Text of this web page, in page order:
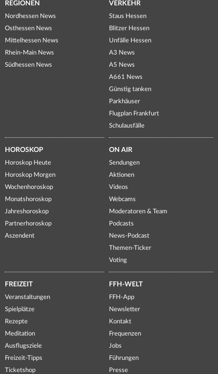
REGIONEN
Nordhessen News
Osthessen News
Mittelhessen News
Rhein-Main News
Südhessen News
VERKEHR
Staus Hessen
Blitzer Hessen
Unfälle Hessen
A3 News
A5 News
A661 News
Günstig tanken
Parkhäuser
Flugplan Frankfurt
Schulausfälle
HOROSKOP
Horoskop Heute
Horoskop Morgen
Wochenhoroskop
Monatshoroskop
Jahreshoroskop
Partnerhoroskop
Aszendent
ON AIR
Sendungen
Aktionen
Videos
Webcams
Moderatoren & Team
Podcasts
News-Podcast
Themen-Ticker
Voting
FREIZEIT
Veranstaltungen
Spielplätze
Rezepte
Meditation
Ausflugsziele
Freizeit-Tipps
Ticketshop
FFH-WELT
FFH-App
Newsletter
Kontakt
Frequenzen
Jobs
Führungen
Presse